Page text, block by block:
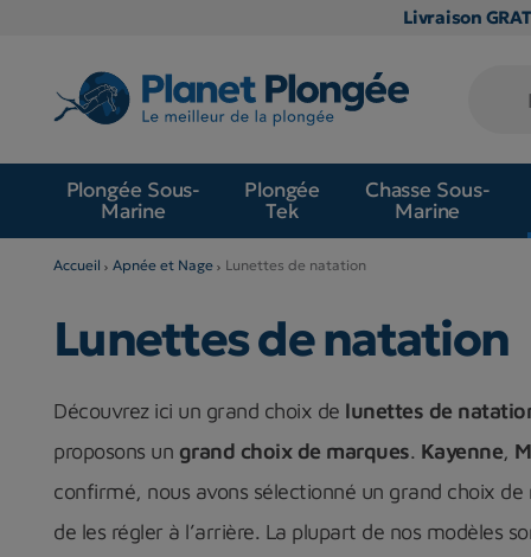
Livraison
Plongée Sous-
Marine
Plongée
Tek
Chasse Sous-
Marine
Accueil Apnée et Nage Lunettes de natation
Lunettes de natation
Découvrez ici un grand choix de lunettes de
proposons un grand choix de marques. Kayenne,
confirmé, nous avons sélectionné un grand choix
de les régler à l’arrière. La plupart de nos modèles